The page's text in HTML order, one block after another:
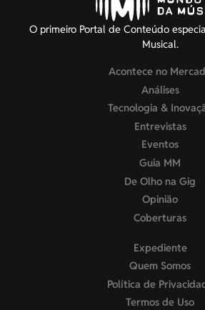
O primeiro Portal de Conteúdo
Musical.
Acontece no
Análises
Tecnologia &
Entrevistas
Eventos
Guia MM
De Olho na Gig
Opinião
Coberturas
Expediente
Quem Somos
Política de
Termos de Uso